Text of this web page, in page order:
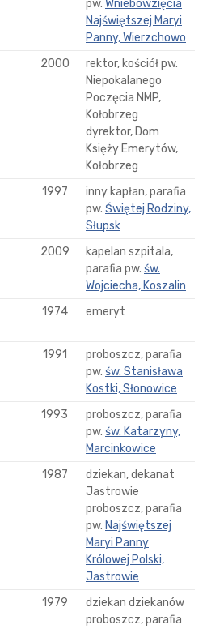
pw. Wniebowzięcia
Najświętszej Maryi
Panny, Wierzchowo
2000
rektor, kościół pw.
Niepokalanego
Poczęcia NMP,
Kołobrzeg
dyrektor, Dom
Księży Emerytów,
Kołobrzeg
1997
inny kapłan, parafia
pw. Świętej Rodziny,
Słupsk
2009
kapelan szpitala,
parafia pw. św.
Wojciecha, Koszalin
1974 emeryt
1991
proboszcz, parafia
pw. św. Stanisława
Kostki, Słonowice
1993
proboszcz, parafia
pw. św. Katarzyny,
Marcinkowice
1987
dziekan, dekanat
Jastrowie
proboszcz, parafia
pw. Najświętszej
Maryi Panny
Królowej Polski,
Jastrowie
1979
dziekan dziekanów
proboszcz, parafia